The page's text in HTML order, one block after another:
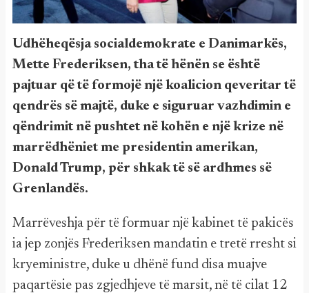
Udhëheqësja socialdemokrate e Danimarkës,
Mette Frederiksen, tha të hënën se është
pajtuar që të formojë një koalicion qeveritar të
qendrës së majtë, duke e siguruar vazhdimin e
qëndrimit në pushtet në kohën e një krize në
marrëdhëniet me presidentin amerikan,
Donald Trump, për shkak të së ardhmes së
Grenlandës.
Marrëveshja për të formuar një kabinet të pakicës
ia jep zonjës Frederiksen mandatin e tretë rresht si
kryeministre, duke u dhënë fund disa muajve
paqartësie pas zgjedhjeve të marsit, në të cilat 12